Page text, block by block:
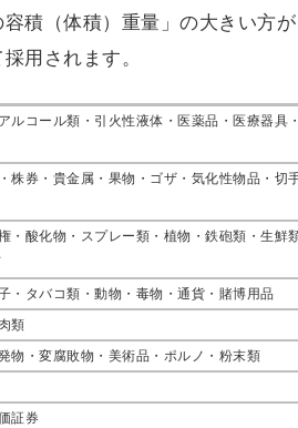
積（体積）重量」の大きい方が
用されます。
ルコール類・引火性液体・医薬品・医療器具
株券・貴金属・果物・ゴザ・気化性物品・切
・酸化物・スプレー類・植物・鉄砲類・生鮮
・タバコ類・動物・毒物・通貨・賭博用品
類
物・変腐敗物・美術品・ポルノ・粉末類
証券